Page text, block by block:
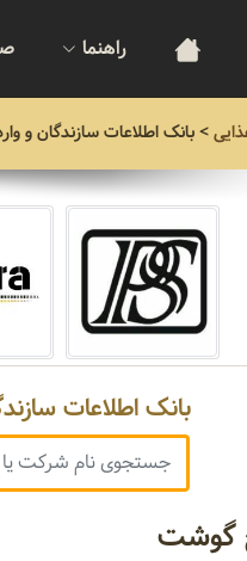
راهنما
>بانک اطلاعات سازندگان و
بانک اطلاعات
گوشت